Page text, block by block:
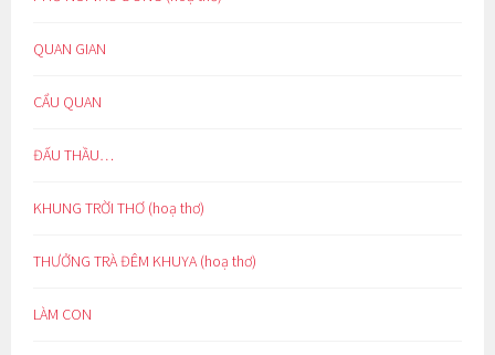
QUAN GIAN
CẨU QUAN
ĐẤU THẦU…
KHUNG TRỜI THƠ (hoạ thơ)
THƯỞNG TRÀ ĐÊM KHUYA (hoạ thơ)
LÀM CON